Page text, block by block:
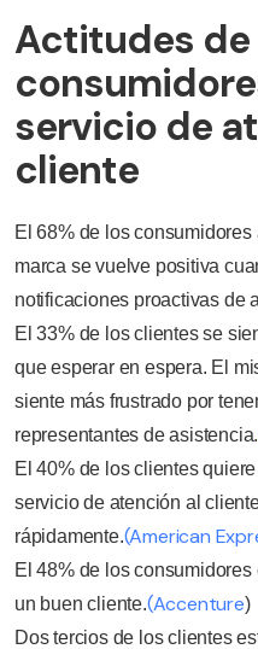
Actitudes de
servicio de
cliente
El 68% de los
marca se vuelve positiva
notificaciones proactivas de
El 33% de los clientes se
que esperar en espera. El
siente más frustrado por
representantes de asistencia.
El 40% de los clientes
servicio de atención al
rápidamente.(American
El 48% de los
un buen cliente.(Accenture)
Dos tercios de los clientes